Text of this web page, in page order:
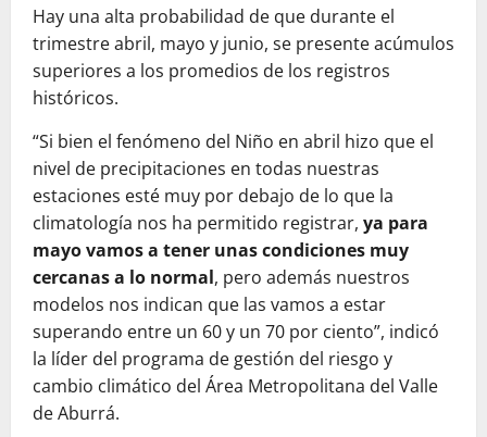
Hay una alta probabilidad de que durante el
trimestre abril, mayo y junio, se presente acúmulos
superiores a los promedios de los registros
históricos.
“Si bien el fenómeno del Niño en abril hizo que el
nivel de precipitaciones en todas nuestras
estaciones esté muy por debajo de lo que la
climatología nos ha permitido registrar, ya para
mayo vamos a tener unas condiciones muy
cercanas a lo normal, pero además nuestros
modelos nos indican que las vamos a estar
superando entre un 60 y un 70 por ciento”, indicó
la líder del programa de gestión del riesgo y
cambio climático del Área Metropolitana del Valle
de Aburrá.